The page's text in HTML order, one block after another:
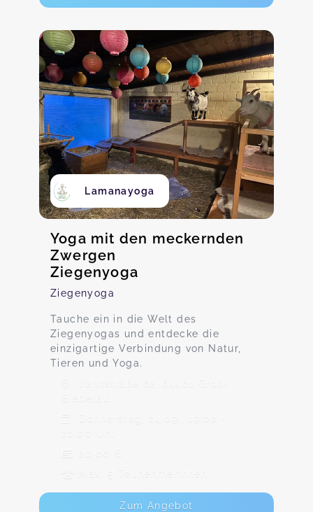
Lamanayoga
Yoga mit den meckernden
Zwergen
Ziegenyoga
Ziegenyoga
Tauche ein in die Welt des
Ziegenyogas und entdecke die
einzigartige Verbindung von Natur,
Tieren und Yoga.
Jahnstraße 62, 64401 Groß-
Donnerstag, 24.09., 19:00 -
20:00 Uhr
20,00 €
Max. 5 TeilnehmerInnen
Zum Angebot